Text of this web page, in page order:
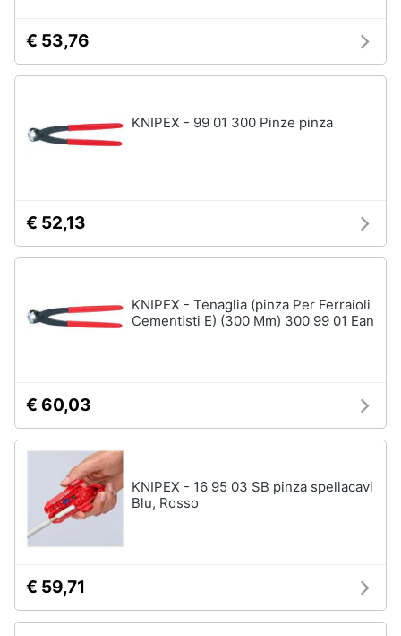
€ 53,76
KNIPEX - 99 01 300 Pinze pinza
€ 52,13
KNIPEX - Tenaglia (pinza Per Ferraioli
Cementisti E) (300 Mm) 300 99 01 Ean
€ 60,03
KNIPEX - 16 95 03 SB pinza spellacavi
Blu, Rosso
€ 59,71